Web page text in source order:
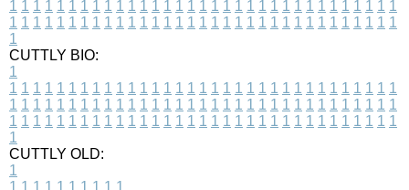
1 1 1 1 1 1 1 1 1 1 1 1 1 1 1 1 1 1 1 1 1 1 1 1 1 1 1 1 1 1 1 1 1
1 1 1 1 1 1 1 1 1 1 1 1 1 1 1 1 1 1 1 1 1 1 1 1 1 1 1 1 1 1 1 1 1
1
CUTTLY BIO:
1
1 1 1 1 1 1 1 1 1 1 1 1 1 1 1 1 1 1 1 1 1 1 1 1 1 1 1 1 1 1 1 1 1
1 1 1 1 1 1 1 1 1 1 1 1 1 1 1 1 1 1 1 1 1 1 1 1 1 1 1 1 1 1 1 1 1
1 1 1 1 1 1 1 1 1 1 1 1 1 1 1 1 1 1 1 1 1 1 1 1 1 1 1 1 1 1 1 1 1
1
CUTTLY OLD:
1
1 1 1 1 1 1 1 1 1 1